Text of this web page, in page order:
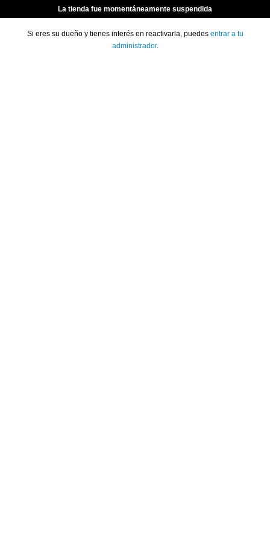
La tienda fue momentáneamente suspendida
Si eres su dueño y tienes interés en reactivarla, puedes entrar a tu
administrador.